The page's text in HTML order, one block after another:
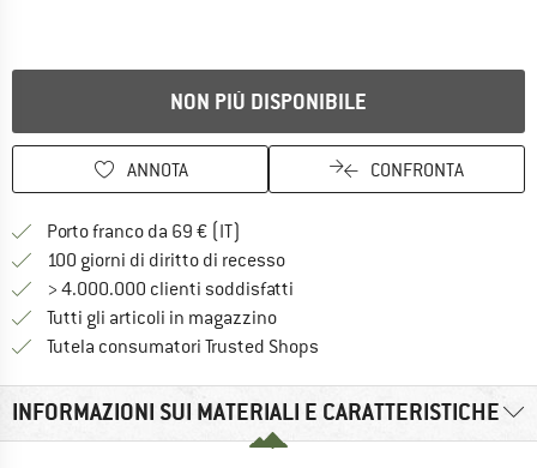
NON PIÙ DISPONIBILE
ANNOTA CONFRONTA
Porto franco da 69 € (IT)
100 giorni di diritto di recessoVai alla politica di recesso qui
> 4.000.000 clienti soddisfatti
Tutti gli articoli in magazzino
Tutela consumatori Trusted Shops
INFORMAZIONI SUI MATERIALI E CARATTERISTICHE